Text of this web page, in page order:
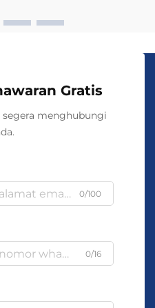
Gratis
menghubungi
0/100
0/16